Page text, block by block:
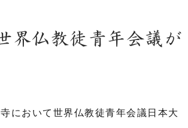
界仏教徒青年会議が
において世界仏教徒青年会議日本大